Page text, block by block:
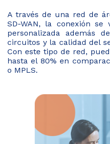
A través de una red de
SD-WAN, la conexión
personalizada además
circuitos y la calidad del
Con este tipo de red,
hasta el 80% en
o MPLS.